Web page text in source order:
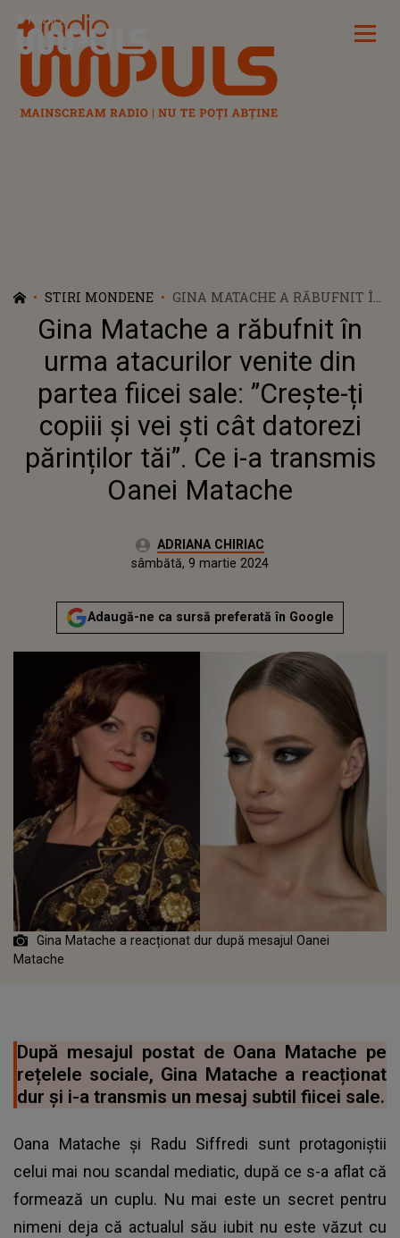
Radio Impuls
STIRI MONDENE
GINA MATACHE A RĂBUFNIT ÎN
URMA ATACURILOR VENITE DIN
PARTEA FIICEI SALE: ”CREȘTE-ȚI
COPIII ȘI VEI ȘTI CÂT DATOREZI
PĂRINȚILOR TĂI”. CE I-A
TRANSMIS OANEI MATACHE
Gina Matache a răbufnit în
urma atacurilor venite din
partea fiicei sale: ”Crește-ți
copiii și vei ști cât datorezi
părinților tăi”. Ce i-a transmis
Oanei Matache
Autor:ADRIANA CHIRIAC
Actualizat:
sâmbătă, 9 martie 2024
Adaugă-ne ca sursă preferată în Google
Gina Matache a reacționat dur după mesajul Oanei
Matache
După mesajul postat de Oana Matache pe
rețelele sociale, Gina Matache a reacționat
dur și i-a transmis un mesaj subtil fiicei sale.
Oana Matache și Radu Siffredi sunt protagoniștii
celui mai nou scandal mediatic, după ce s-a aflat că
formează un cuplu. Nu mai este un secret pentru
nimeni deja că actualul său iubit nu este văzut cu